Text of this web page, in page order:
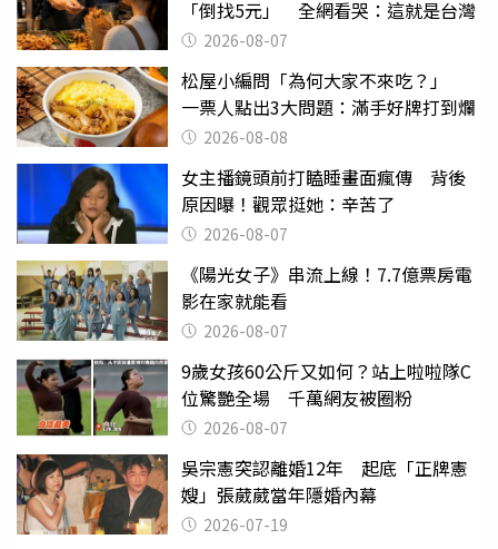
「倒找5元」 全網看哭：這就是台灣
2026-08-07
松屋小編問「為何大家不來吃？」
一票人點出3大問題：滿手好牌打到爛
2026-08-08
女主播鏡頭前打瞌睡畫面瘋傳 背後
原因曝！觀眾挺她：辛苦了
2026-08-07
《陽光女子》串流上線！7.7億票房電
影在家就能看
2026-08-07
9歲女孩60公斤又如何？站上啦啦隊C
位驚艷全場 千萬網友被圈粉
2026-08-07
吳宗憲突認離婚12年 起底「正牌憲
嫂」張葳葳當年隱婚內幕
2026-07-19